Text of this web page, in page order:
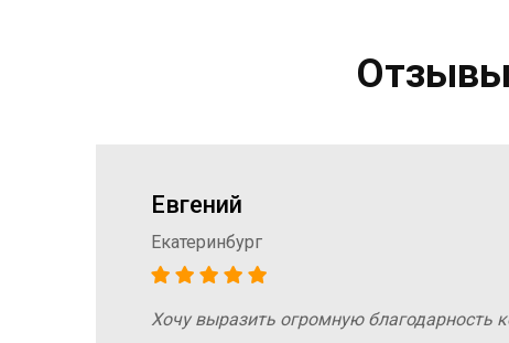
Отзывы
Евгений
Екатеринбург
Хочу выразить огромную благодарность